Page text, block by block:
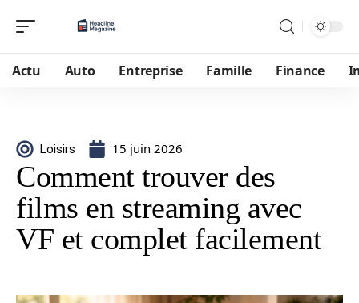
Actu Auto Entreprise Famille Finance
Loisirs 15 juin 2026
Comment trouver des
films en streaming avec
VF et complet facilement